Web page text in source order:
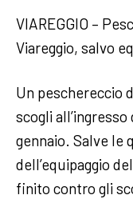
VIAREGGIO –
Viareggio, salvo
Un peschereccio
scogli
gennaio. Salve le
dell’equipaggio
finito contro gli